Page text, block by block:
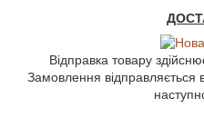
Відправка товару
Замовлення відправляється